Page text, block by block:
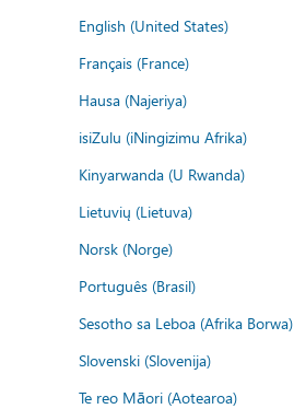
English (United States)
Français (France)
Hausa (Najeriya)
isiZulu (iNingizimu Afrika)
Kinyarwanda (U Rwanda)
Lietuvių (Lietuva)
Norsk (Norge)
Português (Brasil)
Sesotho sa Leboa (Afrika Borwa)
Slovenski (Slovenija)
Te reo Māori (Aotearoa)